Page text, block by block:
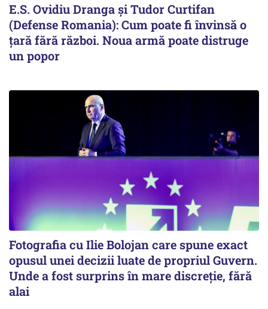
E.S. Ovidiu Dranga și Tudor Curtifan
(Defense Romania): Cum poate fi învinsă o
țară fără război. Noua armă poate distruge
un popor
Fotografia cu Ilie Bolojan care spune exact
opusul unei decizii luate de propriul Guvern.
Unde a fost surprins în mare discreție, fără
alai